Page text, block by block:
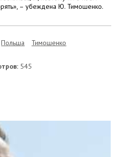
– убеждена Ю. Тимошенко.
Польша Тимошенко
545